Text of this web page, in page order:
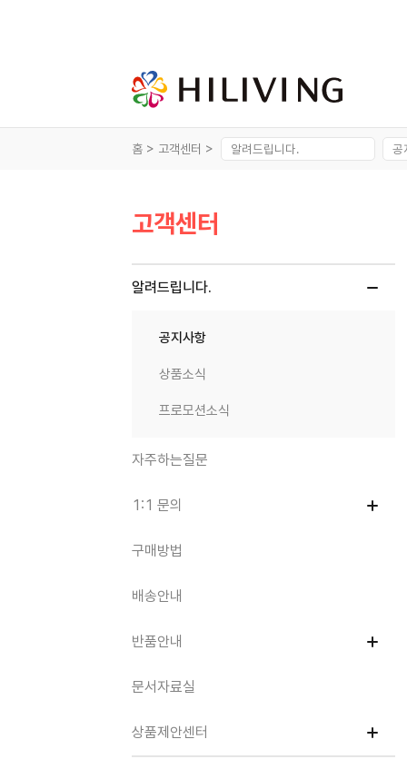
홈 > 고객센터 >
고객센터
알려드립니다.
공지사항
상품소식
프로모션소식
자주하는질문
1:1 문의
구매방법
배송안내
반품안내
문서자료실
상품제안센터